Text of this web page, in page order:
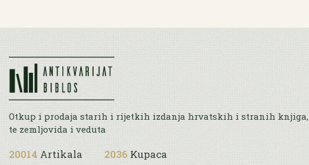
Otkup i prodaja starih i rijetkih izdanja hrvatskih i stranih knjiga,
te zemljovida i veduta
20014 Artikala 2036 Kupaca